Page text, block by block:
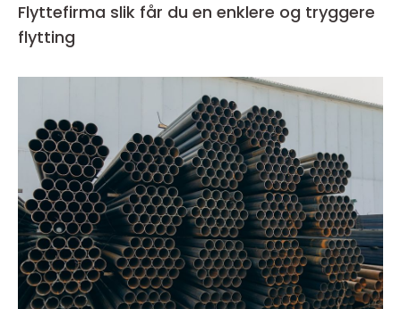
Flyttefirma slik får du en enklere og tryggere
flytting